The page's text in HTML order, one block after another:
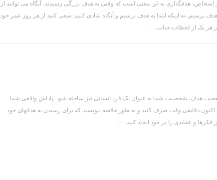
هدفگذاری به این معنی است که وقتی به هدف بزرگی رسیدند، آنگاه می توانند از
برسیم، نه اینکه ابتدا به هدف برسیم و آنگاه شادی کنیم. سعی کنید از هر روز عمر خود
هر یک از لحظات حیات،...
هدف، شخصیت شما به عنوان یک فرد انسانی نیز ساخته شود. پاداش واقعی شما
دقایقی وقت صرف کنید و به طور خلاصه بنویسید که برای رسیدن به هدفهای خود
و عقایدی را در خود ایجاد کنید. ۰۰